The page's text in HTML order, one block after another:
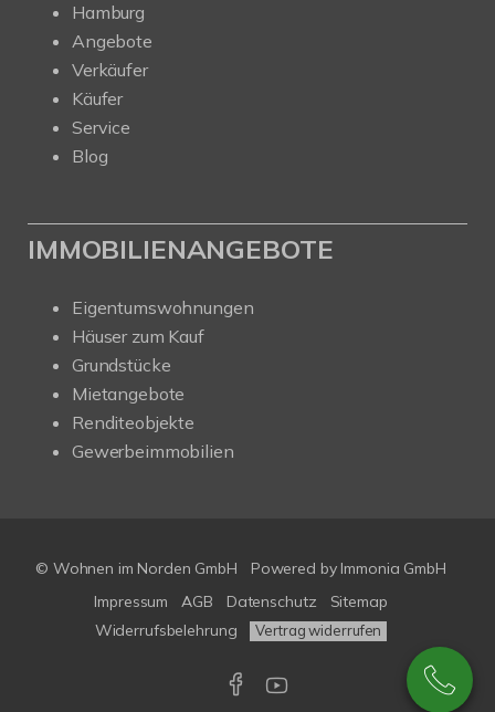
Hamburg
Angebote
Verkäufer
Käufer
Service
Blog
IMMOBILIENANGEBOTE
Eigentumswohnungen
Häuser zum Kauf
Grundstücke
Mietangebote
Renditeobjekte
Gewerbeimmobilien
© Wohnen im Norden GmbH Powered by Immonia GmbH
Impressum
AGB Datenschutz
Sitemap
Widerrufsbelehrung
Vertrag widerrufen